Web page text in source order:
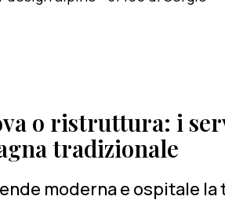
o ristruttura: i
tradizionale
moderna e ospitale la